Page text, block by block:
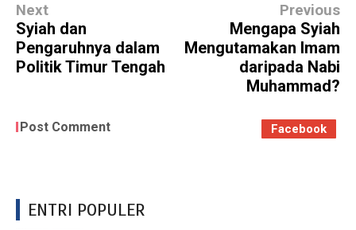
Next
Syiah dan
Pengaruhnya dalam
Politik Timur Tengah
Previous
Mengapa Syiah
Mengutamakan Imam
daripada Nabi
Muhammad?
Post Comment Facebook
ENTRI POPULER